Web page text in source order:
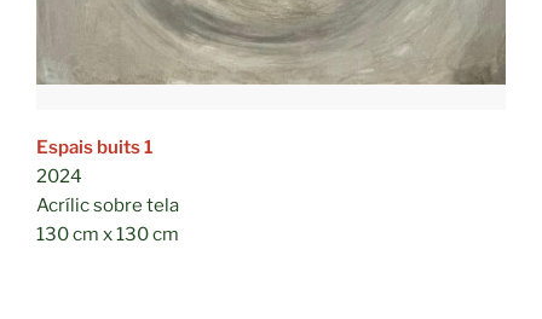
Espais buits 1
2024
Acrílic sobre tela
130 cm x 130 cm